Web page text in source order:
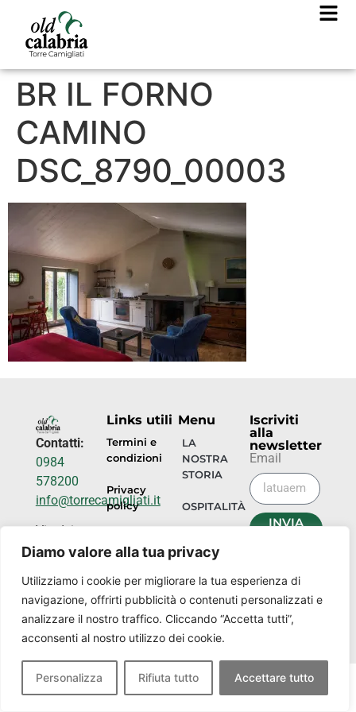
Diamo valore alla tua privacy
Utilizziamo i cookie per migliorare la tua esperienza di
navigazione, offrirti pubblicità o contenuti personalizzati e
analizzare il nostro traffico. Cliccando “Accetta tutti”,
acconsenti al nostro utilizzo dei cookie.
Personalizza Rifiuta tutto Accettare tutto
BR IL FORNO
CAMINO
DSC_8790_00003
Contatti:
0984
578200
info@torrecamigliati.it
Via dei
Camigliati,
Camigliatello
Silano CS
Links utili
Termini e
condizioni
Privacy
policy
Menu
LA
NOSTRA
STORIA
OSPITALITÀ
NOSTRI
LUOGHI
Iscriviti
alla
newsletter
Email
INVIA